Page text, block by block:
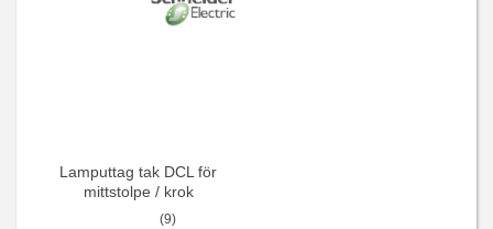
Lamputtag tak DCL för
mittstolpe / krok
(9)